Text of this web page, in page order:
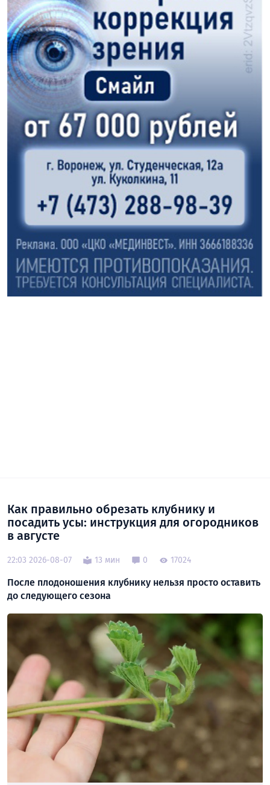
Как правильно обрезать клубнику и
посадить усы: инструкция для огородников
в августе
22:03 2026-08-07 13 мин 0 17024
После плодоношения клубнику нельзя просто оставить
до следующего сезона